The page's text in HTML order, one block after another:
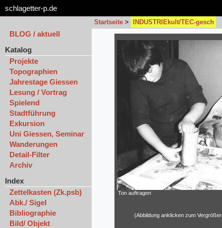
schlagetter-p.de
Startseite > INDUSTRIEkult/TEC-gesch
BLOG / aktuell
Katalog
Projekte
Topographien
Jahrestage Giessen
Lesung / Vortrag
Spielend
Stadtführung
Exkursion
Uni Giessen, Seminar
Wanderungen
Detail-Filter
Archiv
Index
Zettelkasten (Zk.psb)
Abk./ Sigel
Bibliographie
Bild/ Objekt
Ton auftragen
(Abbildung anklicken zum